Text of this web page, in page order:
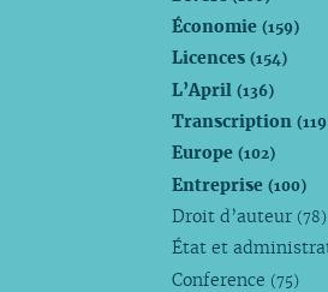
Économie(159)
Licences(154)
L’April(136)
Transcription
Europe(102)
Entreprise(100)
Droit d’auteur (78)
État et
Conference (75)